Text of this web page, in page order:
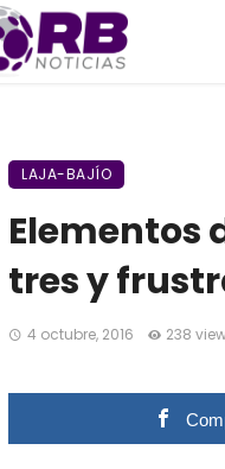
LAJA-BAJÍO
Elementos
tres y
4 octubre, 2016 238